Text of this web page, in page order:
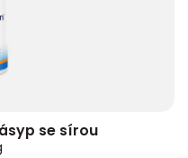
se sírou